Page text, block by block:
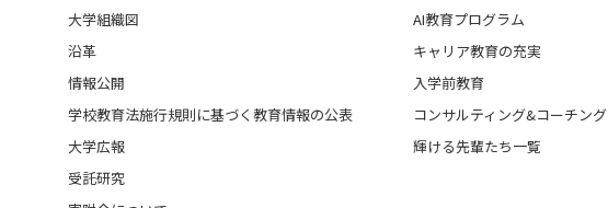
大学組織図
沿革
情報公開
学校教育法施行規則に基づく教育情報の公表
大学広報
受託研究
AI教育プログラム
キャリア教育の充実
入学前教育
コンサルティング&コーチング
輝ける先輩たち一覧